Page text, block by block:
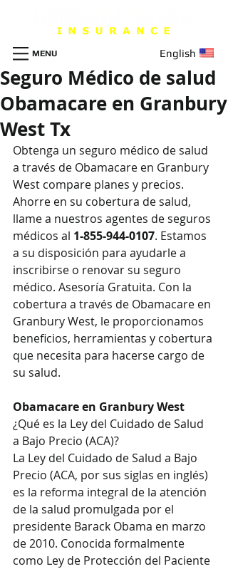
English
MENU
Seguro Médico de salud
Obamacare en Granbury
West Tx
Obtenga un seguro médico de salud
a través de Obamacare en Granbury
West compare planes y precios.
Ahorre en su cobertura de salud,
llame a nuestros agentes de seguros
médicos al 1-855-944-0107. Estamos
a su disposición para ayudarle a
inscribirse o renovar su seguro
médico. Asesoría Gratuita. Con la
cobertura a través de Obamacare en
Granbury West, le proporcionamos
beneficios, herramientas y cobertura
que necesita para hacerse cargo de
su salud.
Obamacare en Granbury West
¿Qué es la Ley del Cuidado de Salud
a Bajo Precio (ACA)?
La Ley del Cuidado de Salud a Bajo
Precio (ACA, por sus siglas en inglés)
es la reforma integral de la atención
de la salud promulgada por el
presidente Barack Obama en marzo
de 2010. Conocida formalmente
como Ley de Protección del Paciente